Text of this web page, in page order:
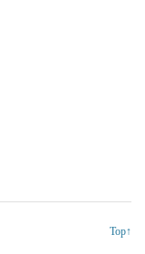
Top↑